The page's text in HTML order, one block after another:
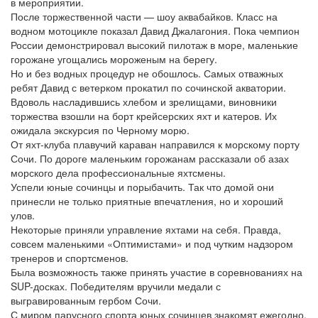
После торжественной части — шоу аквабайков. Класс на
водном мотоцикле показал Давид Джалагония. Пока чемпион
России демонстрировал высокий пилотаж в море, маленькие
горожане угощались мороженым на берегу.
Но и без водных процедур не обошлось. Самых отважных
ребят Давид с ветерком прокатил по сочинской акватории.
Вдоволь насладившись хлебом и зрелищами, виновники
торжества взошли на борт крейсерских яхт и катеров. Их
ожидала экскурсия по Черному морю.
От яхт-клуба плавучий караван направился к морскому порту
Сочи. По дороге маленьким горожанам рассказали об азах
морского дела профессиональные яхтсмены.
Успели юные сочинцы и порыбачить. Так что домой они
принесли не только приятные впечатления, но и хороший
улов.
Некоторые приняли управление яхтами на себя. Правда,
совсем маленькими «Оптимистами» и под чутким надзором
тренеров и спортсменов.
Была возможность также принять участие в соревнованиях на
SUP-досках. Победителям вручили медали с
выгравированным гербом Сочи.
С миром парусного спорта юных сочинцев знакомят ежегодно.